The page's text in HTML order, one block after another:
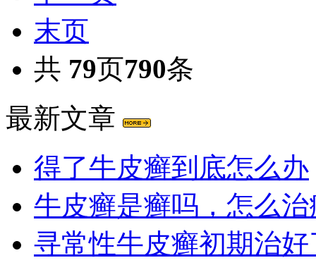
末页
共 79页790条
最新文章
得了牛皮癣到底怎么办
牛皮癣是癣吗，怎么治
寻常性牛皮癣初期治